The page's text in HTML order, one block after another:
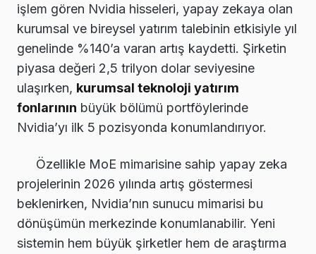
işlem gören Nvidia hisseleri, yapay zekaya olan
kurumsal ve bireysel yatırım talebinin etkisiyle yıl
genelinde %140’a varan artış kaydetti. Şirketin
piyasa değeri 2,5 trilyon dolar seviyesine
ulaşırken, kurumsal teknoloji yatırım
fonlarının büyük bölümü portföylerinde
Nvidia’yı ilk 5 pozisyonda konumlandırıyor.
Özellikle MoE mimarisine sahip yapay zeka
projelerinin 2026 yılında artış göstermesi
beklenirken, Nvidia’nın sunucu mimarisi bu
dönüşümün merkezinde konumlanabilir. Yeni
sistemin hem büyük şirketler hem de araştırma